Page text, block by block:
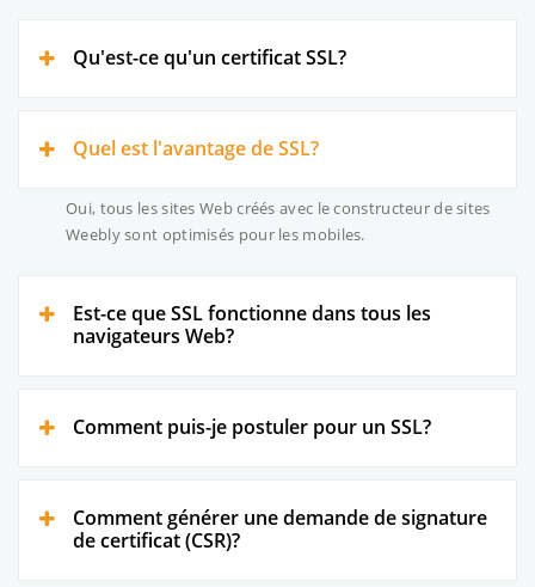
Qu'est-ce qu'un certificat SSL?
Quel est l'avantage de SSL?
Oui, tous les sites Web créés avec le constructeur de sites
Weebly sont optimisés pour les mobiles.
Est-ce que SSL fonctionne dans tous les
navigateurs Web?
Comment puis-je postuler pour un SSL?
Comment générer une demande de signature
de certificat (CSR)?